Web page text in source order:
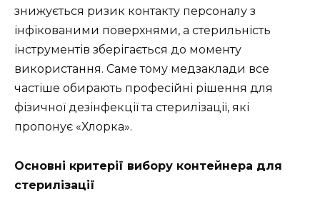
знижується ризик контакту персоналу з
інфікованими поверхнями, а стерильність
інструментів зберігається до моменту
використання. Саме тому медзаклади все
частіше обирають професійні рішення для
фізичної дезінфекції та стерилізації, які
пропонує «Хлорка».
Основні критерії вибору контейнера для
стерилізації